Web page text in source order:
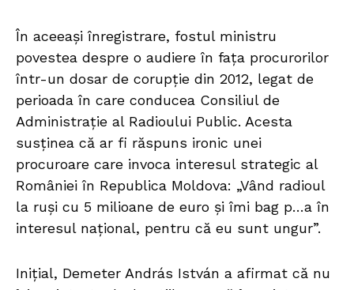
În aceeași înregistrare, fostul ministru
povestea despre o audiere în fața procurorilor
într-un dosar de corupție din 2012, legat de
perioada în care conducea Consiliul de
Administrație al Radioului Public. Acesta
susținea că ar fi răspuns ironic unei
procuroare care invoca interesul strategic al
României în Republica Moldova: „Vând radioul
la ruși cu 5 milioane de euro și îmi bag p…a în
interesul național, pentru că eu sunt ungur”.
Inițial, Demeter András István a afirmat că nu